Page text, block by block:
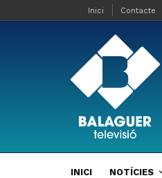
Inici Contacte
INICI NOTÍCIES